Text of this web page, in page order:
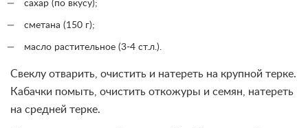
сахар (по вкусу);
сметана (150 г);
масло растительное (3-4 ст.л.).
Свеклу отварить, очистить и натереть на крупной терке.
Кабачки помыть, очистить откожуры и семян, натереть
на средней терке.